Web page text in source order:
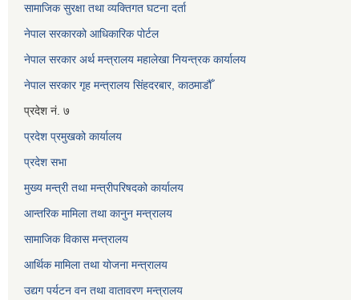
सामाजिक सुरक्षा तथा व्यक्तिगत घटना दर्ता
नेपाल सरकारको आधिकारिक पोर्टल
नेपाल सरकार अर्थ मन्त्रालय महालेखा नियन्त्रक कार्यालय
नेपाल सरकार गृह मन्त्रालय सिंहदरबार, काठमाडौँ
प्रदेश नं. ७
प्रदेश प्रमुखको कार्यालय
प्रदेश सभा
मुख्य मन्त्री तथा मन्त्रीपरिषदको कार्यालय
आन्तरिक मामिला तथा कानुन मन्त्रालय
सामाजिक विकास मन्त्रालय
आर्थिक मामिला तथा योजना मन्त्रालय
उद्यग पर्यटन वन तथा वातावरण मन्त्रालय